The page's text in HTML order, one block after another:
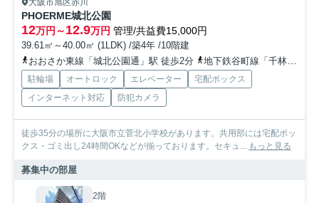
大阪市旭区赤川
PHOERME城北公園
12万円～12.9万円 管理/共益費15,000円
39.61㎡～40.00㎡ (1LDK) /築4年 /10階建
おおさか東線「城北公園通」駅 徒歩2分
地下鉄谷町線「千林大宮」駅 徒歩25分
駐輪場 オートロック エレベーター
宅配ボックス
インターネット対応
防犯カメラ
徒歩35分の場所に大阪市立菅北小学校があります。共用部には宅配ボッ
クス・ゴミ出し24時間OKなどが揃っております。セキュ... もっと見る
募集中の部屋
2階